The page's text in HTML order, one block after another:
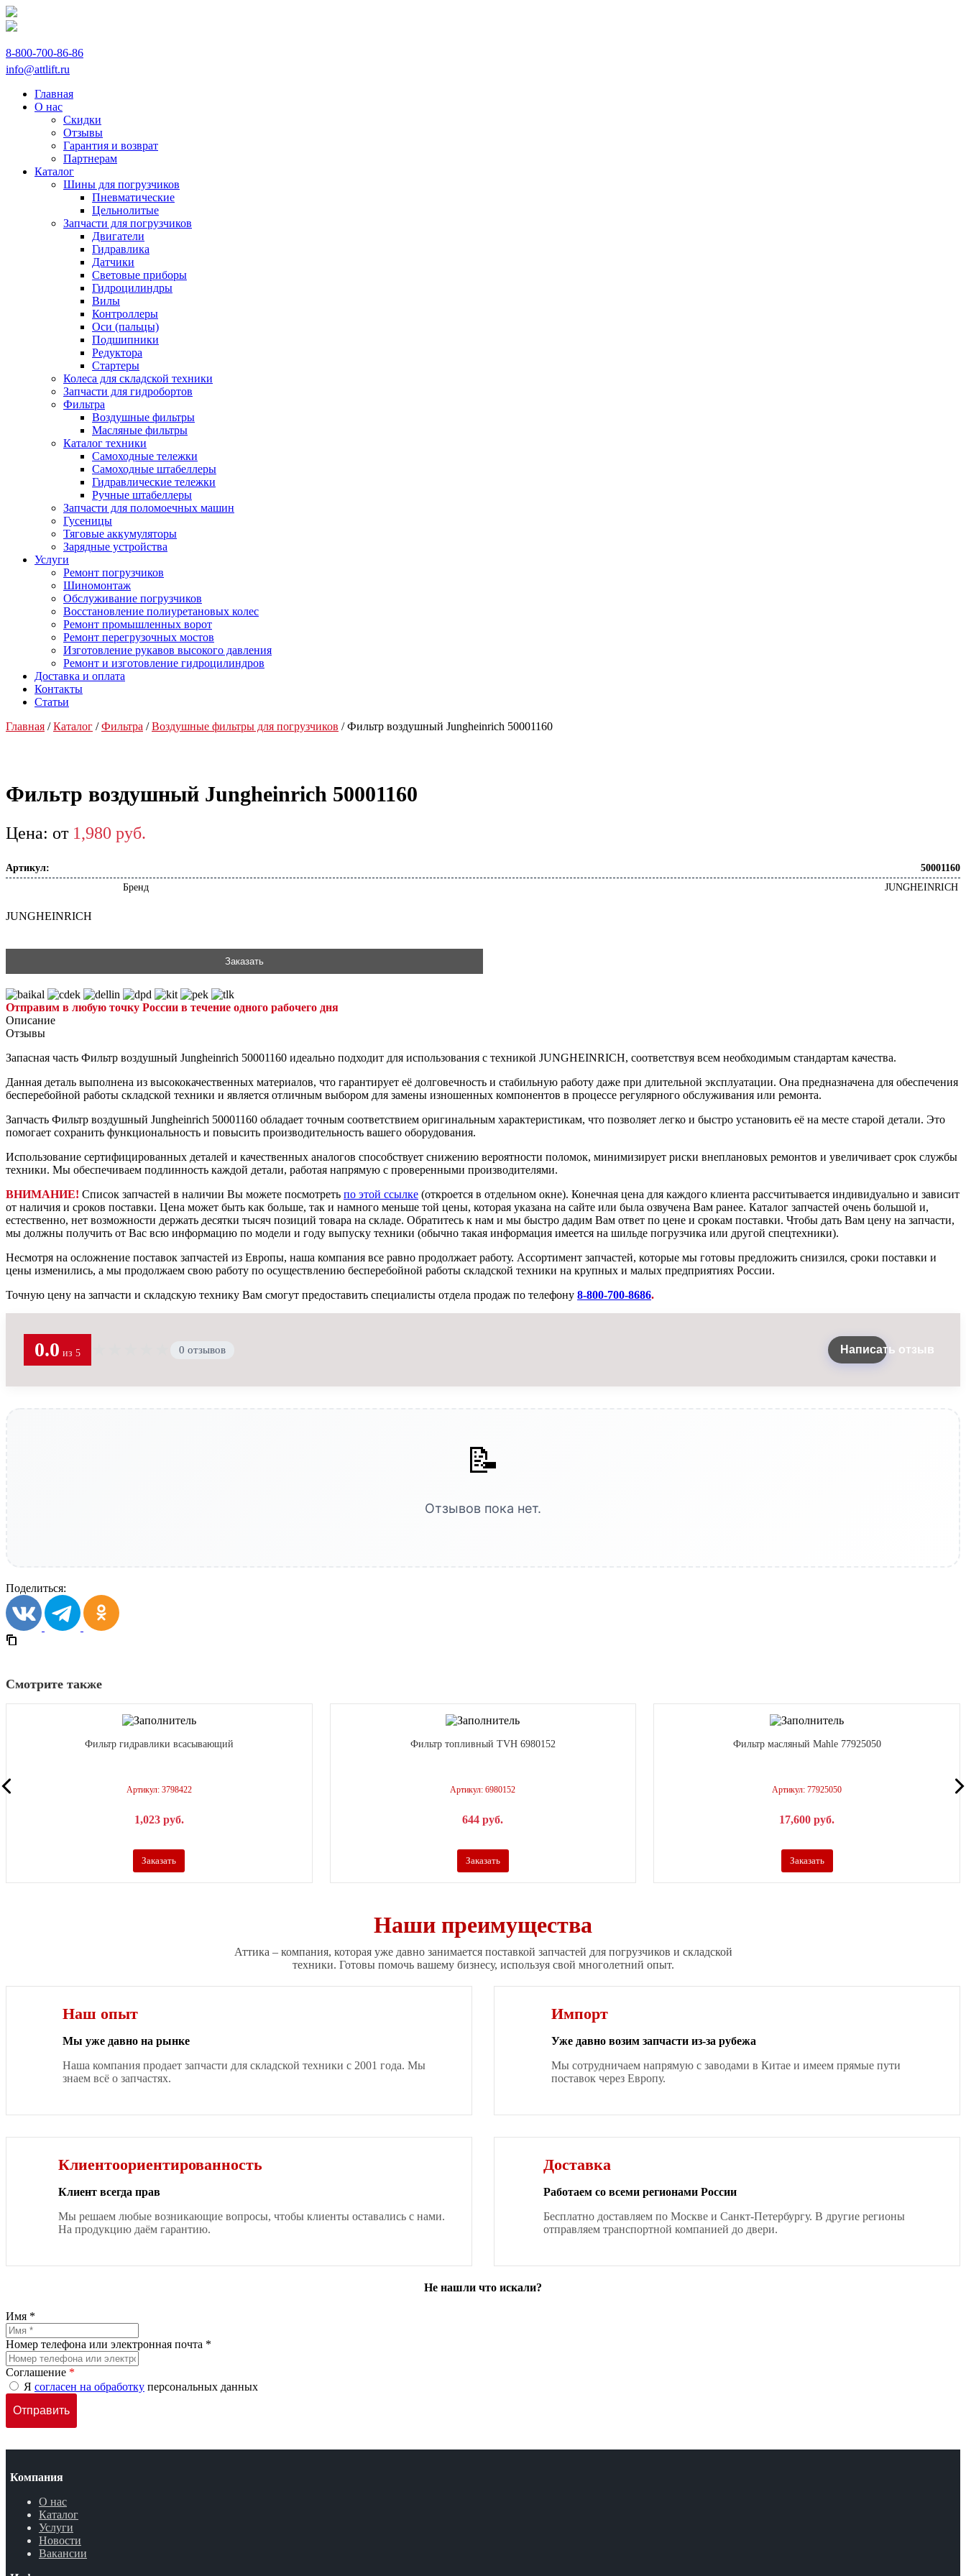
8-800-700-86-86
info@attlift.ru
Главная
О нас
Скидки
Отзывы
Гарантия и возврат
Партнерам
Каталог
Шины для погрузчиков
Пневматические
Цельнолитые
Запчасти для погрузчиков
Двигатели
Гидравлика
Датчики
Световые приборы
Гидроцилиндры
Вилы
Контроллеры
Оси (пальцы)
Подшипники
Редуктора
Стартеры
Колеса для складской техники
Запчасти для гидробортов
Фильтра
Воздушные фильтры
Масляные фильтры
Каталог техники
Самоходные тележки
Самоходные штабеллеры
Гидравлические тележки
Ручные штабеллеры
Запчасти для поломоечных машин
Гусеницы
Тяговые аккумуляторы
Зарядные устройства
Услуги
Ремонт погрузчиков
Шиномонтаж
Обслуживание погрузчиков
Восстановление полиуретановых колес
Ремонт промышленных ворот
Ремонт перегрузочных мостов
Изготовление рукавов высокого давления
Ремонт и изготовление гидроцилиндров
Доставка и оплата
Контакты
Статьи
Главная /Каталог /Фильтра /Воздушные фильтры для погрузчиков / Фильтр воздушный Jungheinrich 50001160
Фильтр воздушный Jungheinrich 50001160
от 1,980 руб.
Артикул:
50001160
Бренд
JUNGHEINRICH
JUNGHEINRICH
Заказать
Отправим в любую точку России в течение одного рабочего дня
Описание
Отзывы
Запасная часть Фильтр воздушный Jungheinrich 50001160 идеально подходит для использования с техникой JUNGHEINRICH, соответствуя всем необходимым стандартам качества.
Данная деталь выполнена из высококачественных материалов, что гарантирует её долговечность и стабильную работу даже при длительной эксплуатации. Она предназначена для обеспечения
бесперебойной работы складской техники и является отличным выбором для замены изношенных компонентов в процессе регулярного обслуживания или ремонта.
Запчасть Фильтр воздушный Jungheinrich 50001160 обладает точным соответствием оригинальным характеристикам, что позволяет легко и быстро установить её на месте старой детали. Это
помогает сохранить функциональность и повысить производительность вашего оборудования.
Использование сертифицированных деталей и качественных аналогов способствует снижению вероятности поломок, минимизирует риски внеплановых ремонтов и увеличивает срок службы
техники. Мы обеспечиваем подлинность каждой детали, работая напрямую с проверенными производителями.
ВНИМАНИЕ! Список запчастей в наличии Вы можете посмотреть по этой ссылке (откроется в отдельном окне). Конечная цена для каждого клиента рассчитывается индивидуально и зависит
от наличия и сроков поставки. Цена может быть как больше, так и намного меньше той цены, которая указана на сайте или была озвучена Вам ранее. Каталог запчастей очень большой и,
естественно, нет возможности держать десятки тысяч позиций товара на складе. Обратитесь к нам и мы быстро дадим Вам ответ по цене и срокам поставки. Чтобы дать Вам цену на запчасти,
мы должны получить от Вас всю информацию по модели и году выпуску техники (обычно такая информация имеется на шильде погрузчика или другой спецтехники).
Несмотря на осложнение поставок запчастей из Европы, наша компания все равно продолжает работу. Ассортимент запчастей, которые мы готовы предложить снизился, сроки поставки и
цены изменились, а мы продолжаем свою работу по осуществлению бесперебойной работы складской техники на крупных и малых предприятиях России.
Точную цену на запчасти и складскую технику Вам смогут предоставить специалисты отдела продаж по телефону 8-800-700-8686.
0.0 из 5 0 отзывов Написать отзыв
📝
Отзывов пока нет.
Поделиться:
Смотрите также
Фильтр гидравлики всасывающий
Артикул: 3798422
1,023 руб.
Заказать
Фильтр топливный TVH 6980152
Артикул: 6980152
644руб.
Заказать
Фильтр масляный Mahle 77925050
Артикул: 77925050
17,600руб.
Заказать
Наши преимущества
Аттика – компания, которая уже давно занимается поставкой запчастей для погрузчиков и складской
техники. Готовы помочь вашему бизнесу, используя свой многолетний опыт.
Наш опыт
Мы уже давно на рынке
Наша компания продает запчасти для складской техники с 2001 года. Мы
знаем всё о запчастях.
Импорт
Уже давно возим запчасти из-за рубежа
Мы сотрудничаем напрямую с заводами в Китае и имеем прямые пути
поставок через Европу.
Клиентоориентированность
Клиент всегда прав
Мы решаем любые возникающие вопросы, чтобы клиенты оставались с нами.
На продукцию даём гарантию.
Доставка
Работаем со всеми регионами России
Бесплатно доставляем по Москве и Санкт-Петербургу. В другие регионы
отправляем транспортной компанией до двери.
Не нашли что искали?
Имя *
Номер телефона или электронная почта *
Соглашение *
Я согласен на обработку персональных данных
Компания
О нас
Каталог
Услуги
Новости
Вакансии